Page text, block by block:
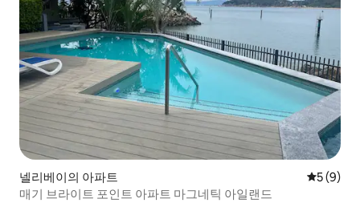
넬리베이의 아파트 평점 5점
5 (9)
매기 브라이트 포인트 아파트 마그네틱 아일랜드